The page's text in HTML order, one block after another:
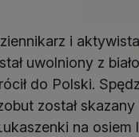
i aktywista
uwolniony z
do Polski.
został
na osiem